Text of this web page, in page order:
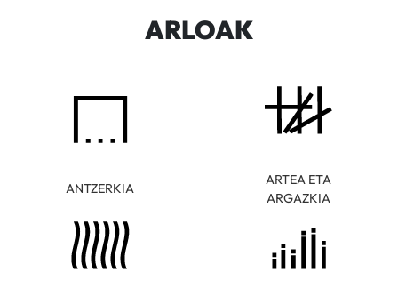
ARLOAK
ANTZERKIA
ARTEA ETA
ARGAZKIA